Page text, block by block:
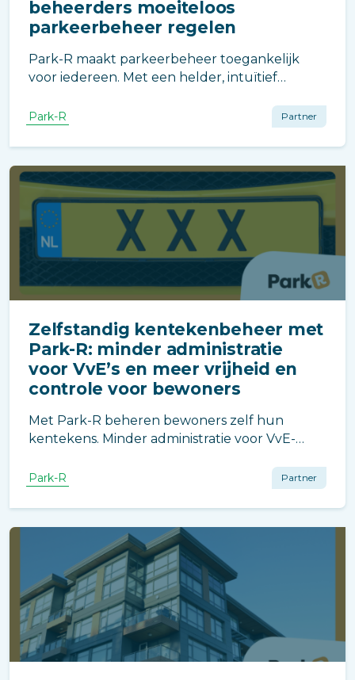
beheerders moeiteloos
parkeerbeheer regelen
Park-R maakt parkeerbeheer toegankelijk
voor iedereen. Met een helder, intuïtief
eenvoudig kentekens, reserveringen en
parkeerfaciliteiten – zonder technische kennis.
Park-R Partner
Zelfstandig kentekenbeheer met
Park-R: minder administratie
voor VvE’s en meer vrijheid en
controle voor bewoners
Met Park-R beheren bewoners zelf hun
kentekens. Minder administratie voor VvE-
bewoners. Een slimme oplossing voor efficiënt
appartementencomplex.
Park-R Partner